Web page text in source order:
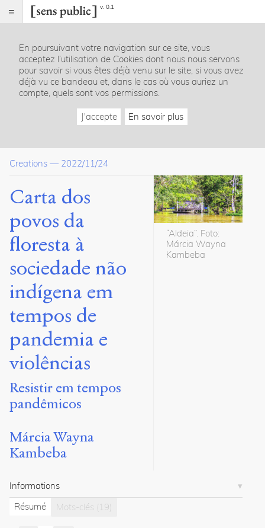
v. 0.1
Index
Article
Dossier(s)
Vozes indígenas, trilhas para
articles
Citer /
Partager
/
Exporter
Wayna
Kambeba,
Márcia.
Carta
dos
povos
da
floresta
à
sociedade
não
indígena
em
tempos
pandemia
e
violências,
tempos
pandêmicos
2022 .
En poursuivant votre navigation sur ce site, vous
acceptez l’utilisation de Cookies dont nous nous servons
pour savoir si vous êtes déjà venu sur le site, si vous avez
déjà vu ce bandeau et, dans le cas où vous auriez un
compte, quels sont vos permissions.
J'accepte En savoir plus
Creations — 2022/11/24
Carta dos
povos da
floresta à
sociedade não
indígena em
tempos de
pandemia e
violências
Resistir em tempos
pandêmicos
Márcia Wayna
Kambeba
“Aldeia”. Foto:
Márcia Wayna
Kambeba
Informations
Résumé
Mots-clés (19)